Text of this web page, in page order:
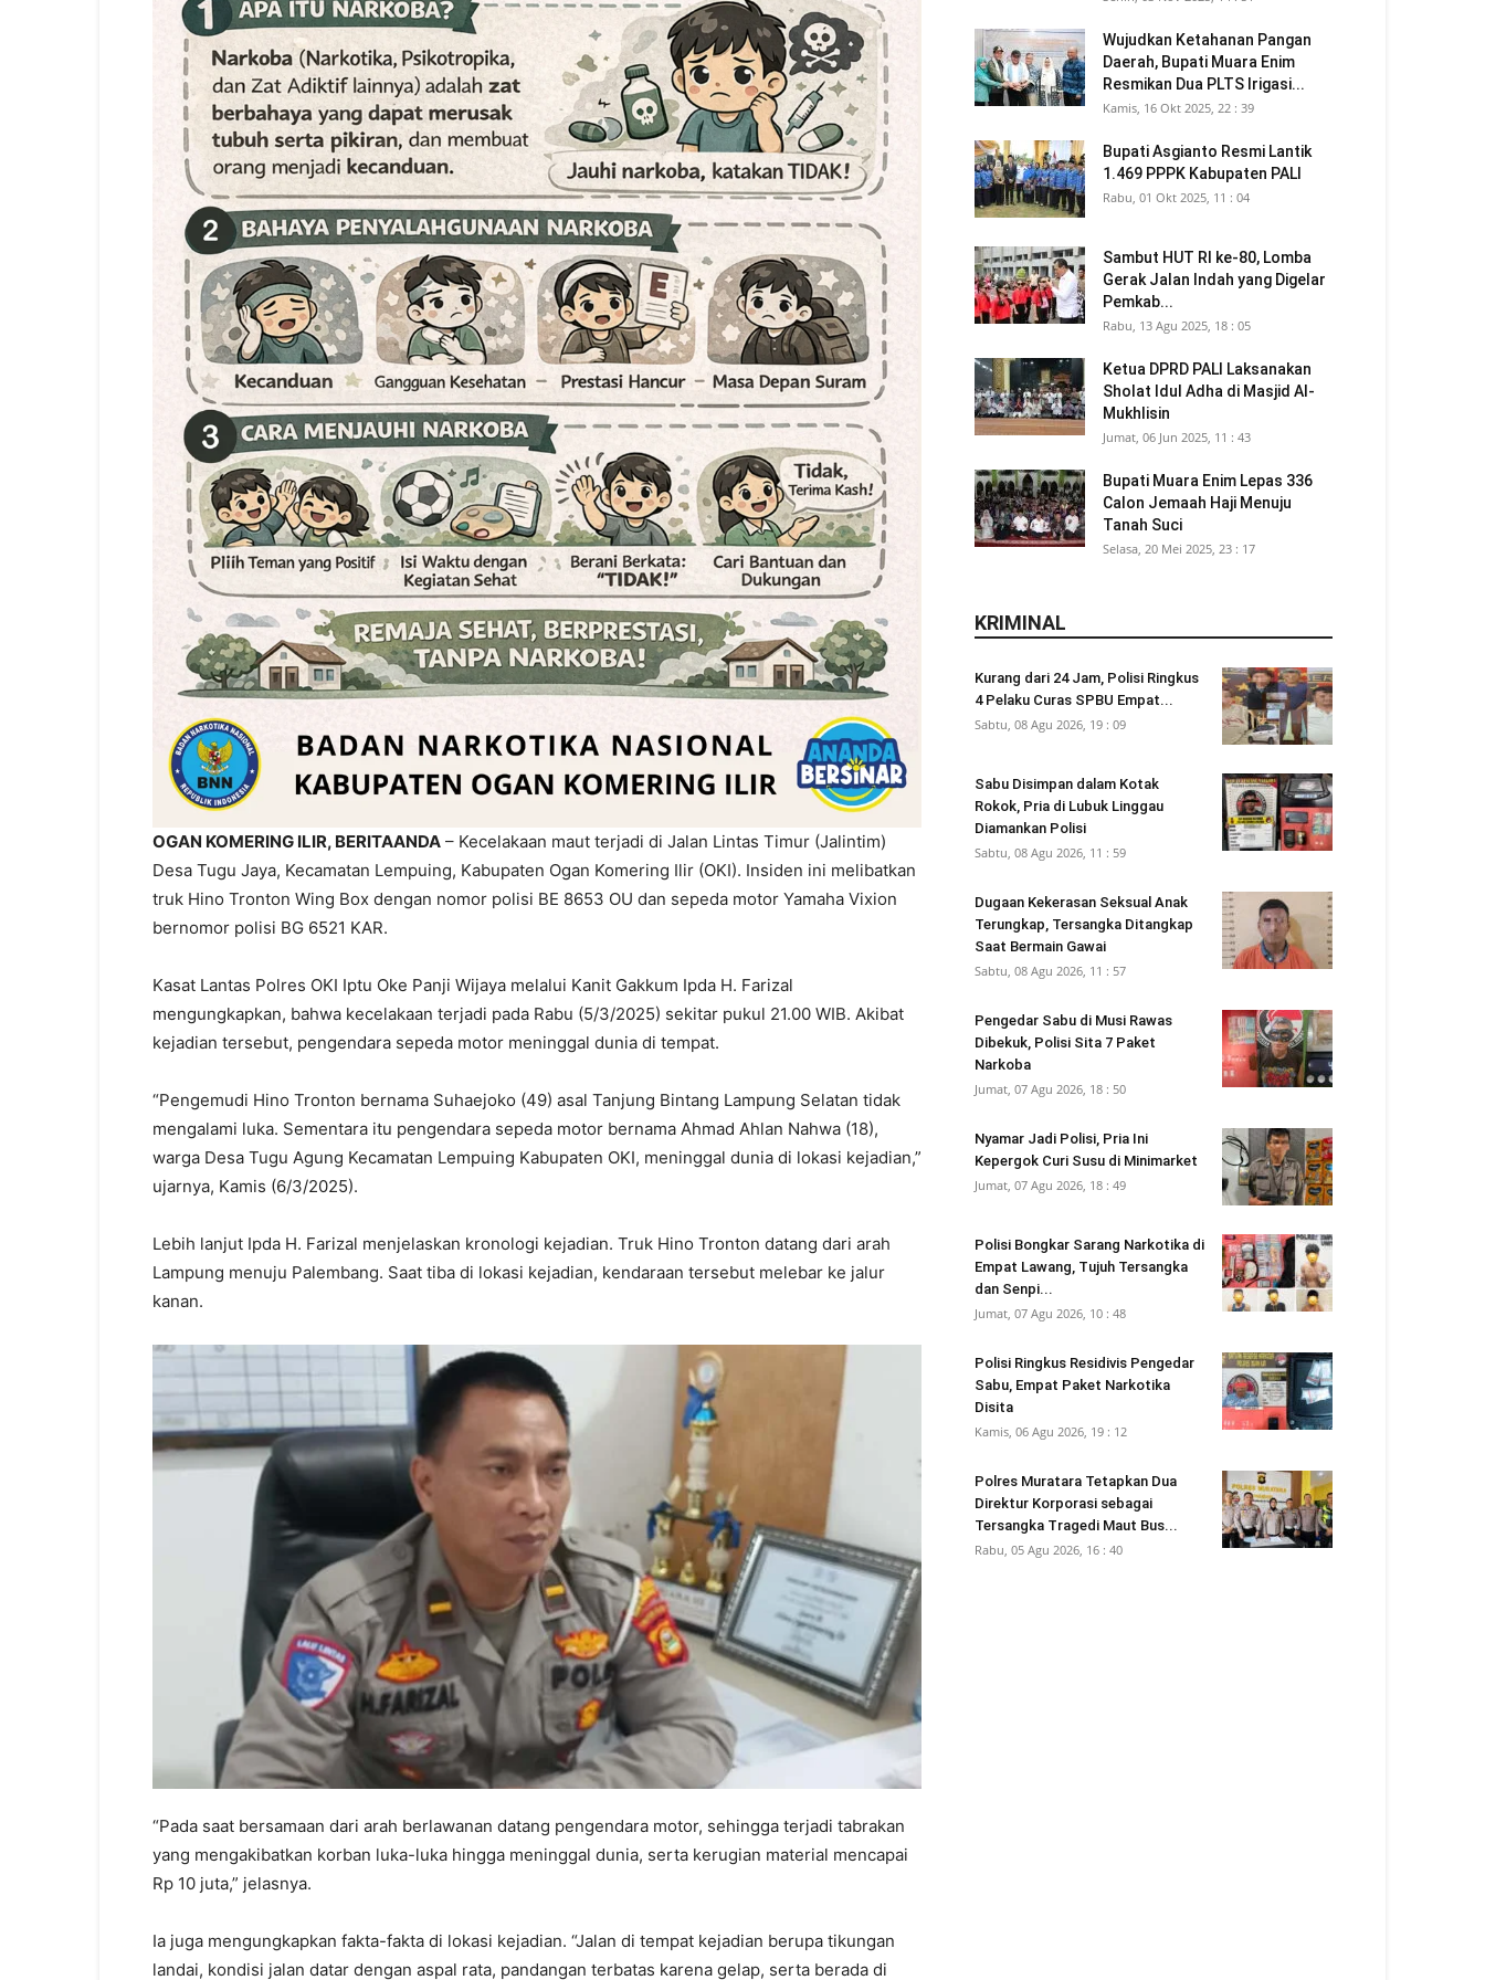
OGAN KOMERING ILIR, BERITAANDA – Kecelakaan maut terjadi di Jalan Lintas Timur (Jalintim)
Desa Tugu Jaya, Kecamatan Lempuing, Kabupaten Ogan Komering Ilir (OKI). Insiden ini melibatkan
truk Hino Tronton Wing Box dengan nomor polisi BE 8653 OU dan sepeda motor Yamaha Vixion
bernomor polisi BG 6521 KAR.
Kasat Lantas Polres OKI Iptu Oke Panji Wijaya melalui Kanit Gakkum Ipda H. Farizal
mengungkapkan, bahwa kecelakaan terjadi pada Rabu (5/3/2025) sekitar pukul 21.00 WIB. Akibat
kejadian tersebut, pengendara sepeda motor meninggal dunia di tempat.
“Pengemudi Hino Tronton bernama Suhaejoko (49) asal Tanjung Bintang Lampung Selatan tidak
mengalami luka. Sementara itu pengendara sepeda motor bernama Ahmad Ahlan Nahwa (18),
warga Desa Tugu Agung Kecamatan Lempuing Kabupaten OKI, meninggal dunia di lokasi kejadian,”
ujarnya, Kamis (6/3/2025).
Lebih lanjut Ipda H. Farizal menjelaskan kronologi kejadian. Truk Hino Tronton datang dari arah
Lampung menuju Palembang. Saat tiba di lokasi kejadian, kendaraan tersebut melebar ke jalur
kanan.
“Pada saat bersamaan dari arah berlawanan datang pengendara motor, sehingga terjadi tabrakan
yang mengakibatkan korban luka-luka hingga meninggal dunia, serta kerugian material mencapai
Rp 10 juta,” jelasnya.
Ia juga mengungkapkan fakta-fakta di lokasi kejadian. “Jalan di tempat kejadian berupa tikungan
landai, kondisi jalan datar dengan aspal rata, pandangan terbatas karena gelap, serta berada di
Wujudkan Ketahanan Pangan
Daerah, Bupati Muara Enim
Resmikan Dua PLTS Irigasi...
Kamis, 16 Okt 2025, 22 : 39
Bupati Asgianto Resmi Lantik
1.469 PPPK Kabupaten PALI
Rabu, 01 Okt 2025, 11 : 04
Sambut HUT RI ke-80, Lomba
Gerak Jalan Indah yang Digelar
Pemkab...
Rabu, 13 Agu 2025, 18 : 05
Ketua DPRD PALI Laksanakan
Sholat Idul Adha di Masjid Al-
Mukhlisin
Jumat, 06 Jun 2025, 11 : 43
Bupati Muara Enim Lepas 336
Calon Jemaah Haji Menuju
Tanah Suci
Selasa, 20 Mei 2025, 23 : 17
KRIMINAL
Kurang dari 24 Jam, Polisi Ringkus
4 Pelaku Curas SPBU Empat...
Sabtu, 08 Agu 2026, 19 : 09
Sabu Disimpan dalam Kotak
Rokok, Pria di Lubuk Linggau
Diamankan Polisi
Sabtu, 08 Agu 2026, 11 : 59
Dugaan Kekerasan Seksual Anak
Terungkap, Tersangka Ditangkap
Saat Bermain Gawai
Sabtu, 08 Agu 2026, 11 : 57
Pengedar Sabu di Musi Rawas
Dibekuk, Polisi Sita 7 Paket
Narkoba
Jumat, 07 Agu 2026, 18 : 50
Nyamar Jadi Polisi, Pria Ini
Kepergok Curi Susu di Minimarket
Jumat, 07 Agu 2026, 18 : 49
Polisi Bongkar Sarang Narkotika di
Empat Lawang, Tujuh Tersangka
dan Senpi...
Jumat, 07 Agu 2026, 10 : 48
Polisi Ringkus Residivis Pengedar
Sabu, Empat Paket Narkotika
Disita
Kamis, 06 Agu 2026, 19 : 12
Polres Muratara Tetapkan Dua
Direktur Korporasi sebagai
Tersangka Tragedi Maut Bus...
Rabu, 05 Agu 2026, 16 : 40